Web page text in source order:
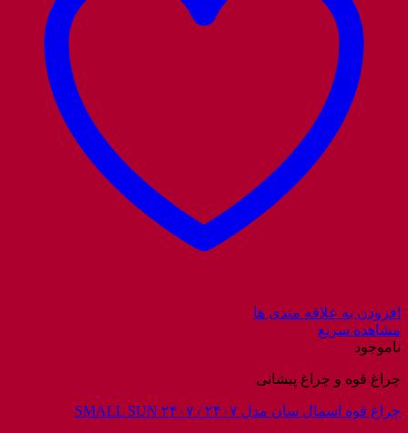
افزودن به علاقه مندی ها
مشاهده سریع
ناموجود
چراغ قوه و چراغ پیشانی
چراغ قوه اسمال سان مدل ۲۴۰۷ / SMALL SUN ۲۴۰۷